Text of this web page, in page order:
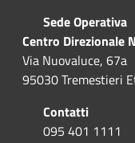
Sede Operativa
Centro Direzionale
Via Nuovaluce, 67a
95030 Tremestieri
Contatti
095 401 1111